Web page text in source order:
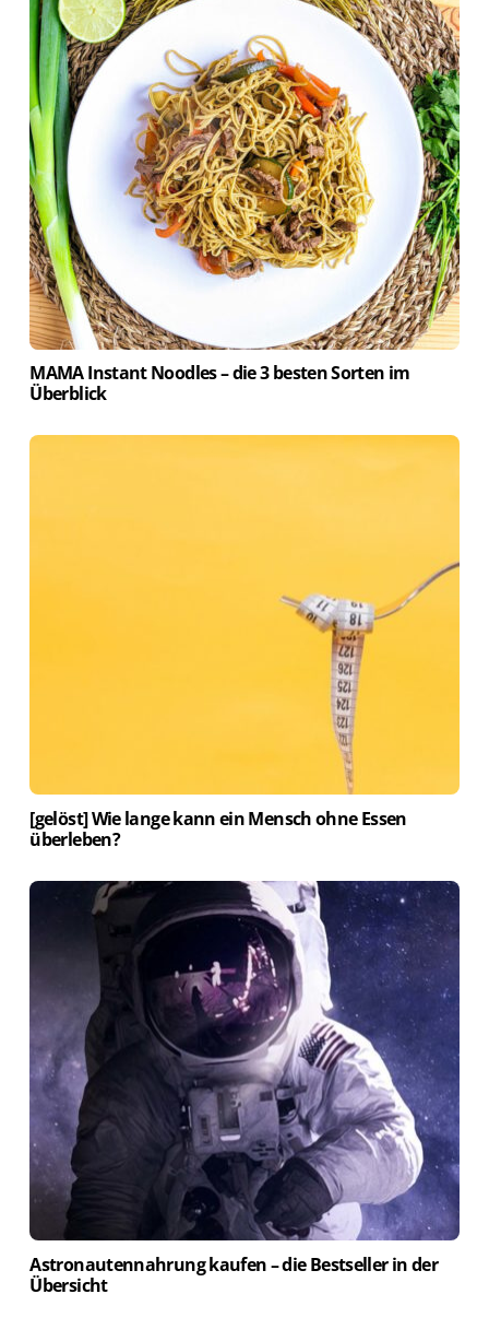
MAMA Instant Noodles – die 3 besten Sorten im
Überblick
[gelöst] Wie lange kann ein Mensch ohne Essen
überleben?
Astronautennahrung kaufen – die Bestseller in der
Übersicht